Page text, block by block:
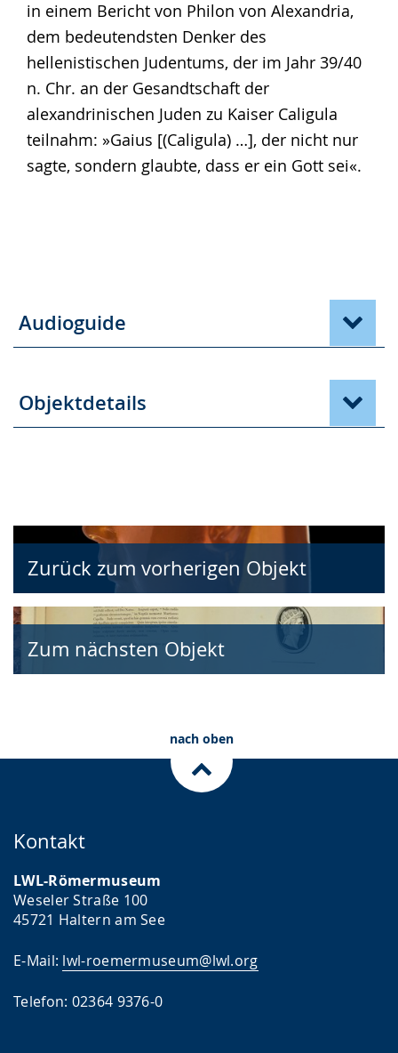
in einem Bericht von Philon von Alexandria,
dem bedeutendsten Denker des
hellenistischen Judentums, der im Jahr 39/40
n. Chr. an der Gesandtschaft der
alexandrinischen Juden zu Kaiser Caligula
teilnahm: »Gaius [(Caligula) …], der nicht nur
sagte, sondern glaubte, dass er ein Gott sei«.
Audioguide
Objektdetails
Zurück zum vorherigen Objekt
Zum nächsten Objekt
nach oben
Kontakt
LWL-Römermuseum
Weseler Straße 100
45721 Haltern am See
E-Mail: lwl-roemermuseum@lwl.org
Telefon: 02364 9376-0